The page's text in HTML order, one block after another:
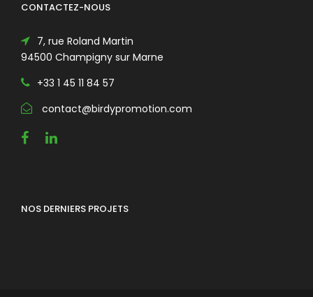
CONTACTEZ-NOUS
7, rue Roland Martin
94500 Champigny sur Marne
+33 1 45 11 84 57
contact@birdypromotion.com
NOS DERNIERS PROJETS